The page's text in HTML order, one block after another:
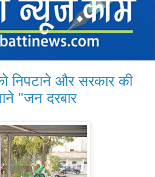
निपटाने और सरकार की
"जन दरबार